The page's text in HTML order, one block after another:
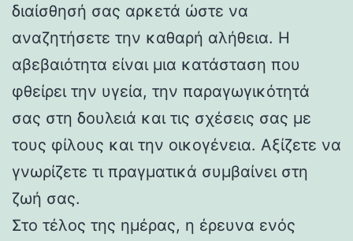
διαίσθησή σας αρκετά ώστε να
αναζητήσετε την καθαρή αλήθεια. Η
αβεβαιότητα είναι μια κατάσταση που
φθείρει την υγεία, την παραγωγικότητά
σας στη δουλειά και τις σχέσεις σας με
τους φίλους και την οικογένεια. Αξίζετε να
γνωρίζετε τι πραγματικά συμβαίνει στη
ζωή σας.
Στο τέλος της ημέρας, η έρευνα ενός